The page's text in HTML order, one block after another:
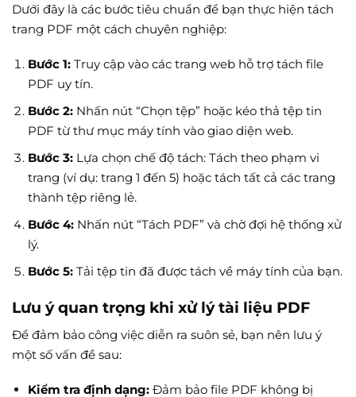
Dưới đây là các bước tiêu chuẩn để bạn thực hiện tách
trang PDF một cách chuyên nghiệp:
Bước 1:Truy cập vào các trang web hỗ trợ tách file
PDF uy tín.
Bước 2:Nhấn nút “Chọn tệp” hoặc kéo thả tệp tin
PDF từ thư mục máy tính vào giao diện web.
Bước 3:Lựa chọn chế độ tách: Tách theo phạm vi
trang (ví dụ: trang 1 đến 5) hoặc tách tất cả các trang
thành tệp riêng lẻ.
Bước 4:Nhấn nút “Tách PDF” và chờ đợi hệ thống xử
lý.
Bước 5:Tải tệp tin đã được tách về máy tính của bạn.
Lưu ý quan trọng khi xử lý tài liệu PDF
Để đảm bảo công việc diễn ra suôn sẻ, bạn nên lưu ý
một số vấn đề sau:
Kiểm tra định dạng:Đảm bảo file PDF không bị